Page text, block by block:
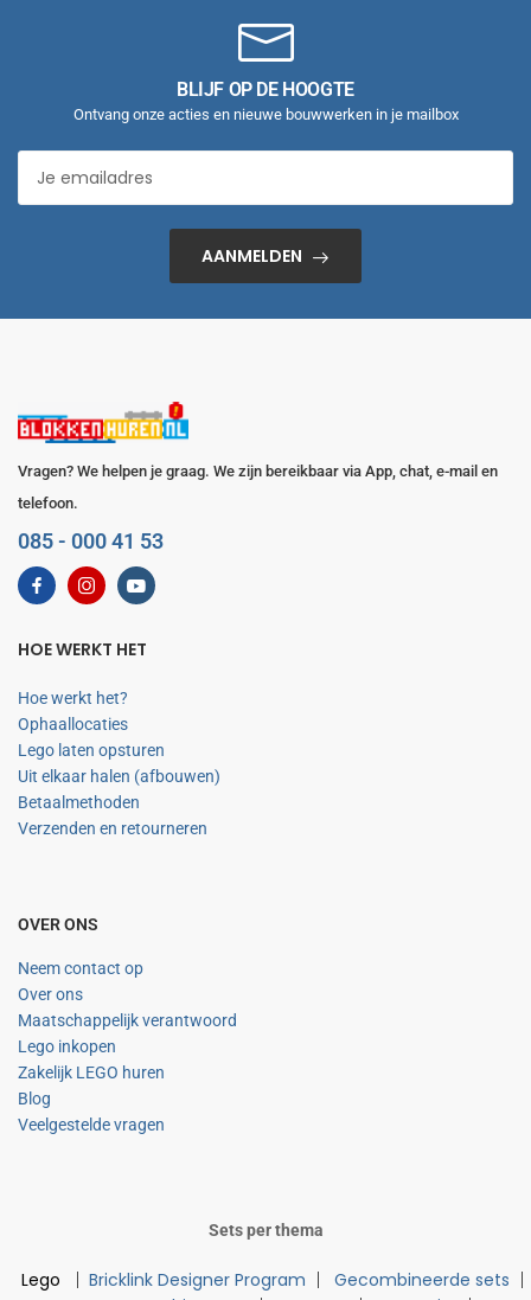
BLIJF OP DE HOOGTE
Ontvang onze acties en nieuwe bouwwerken in je mailbox
AANMELDEN
Vragen? We helpen je graag. We zijn bereikbaar via App, chat, e-mail en
telefoon.
085 - 000 41 53
HOE WERKT HET
Hoe werkt het?
Ophaallocaties
Lego laten opsturen
Uit elkaar halen (afbouwen)
Betaalmethoden
Verzenden en retourneren
OVER ONS
Neem contact op
Over ons
Maatschappelijk verantwoord
Lego inkopen
Zakelijk LEGO huren
Blog
Veelgestelde vragen
Sets per thema
Lego Bricklink Designer Program
Gecombineerde sets